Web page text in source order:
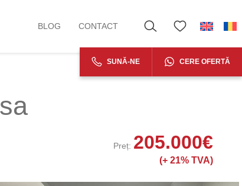
BLOG CONTACT
SUNĂ-NE
CERE OFERTĂ
Preț: 205.000€
(+ 21% TVA)